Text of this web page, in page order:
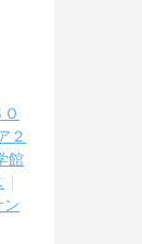
Ｏ
２
館
ン